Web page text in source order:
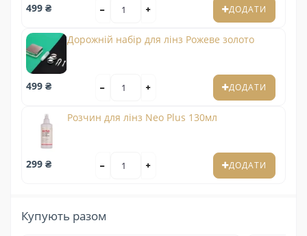
499 ₴ ДОДАТИ
Дорожній набір для лінз Рожеве золото
499 ₴ ДОДАТИ
Розчин для лінз Neo Plus 130мл
299 ₴ ДОДАТИ
Купують разом